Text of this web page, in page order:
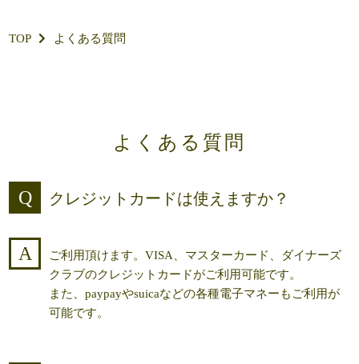
TOP よくある質問
よくある質問
クレジットカードは使えますか？
ご利用頂けます。VISA、マスターカード、ダイナーズ
クラブのクレジットカードがご利用可能です。
また、paypayやsuicaなどの各種電子マネーもご利用が
可能です。